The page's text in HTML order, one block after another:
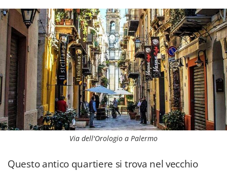
Via dell'Orologio a Palermo
Questo antico quartiere si trova nel vecchio